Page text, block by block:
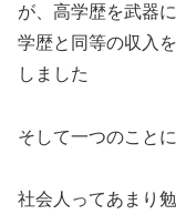
が、高学歴を武器
学歴と同等の収入
しました
そして一つのこと
社会人ってあまり